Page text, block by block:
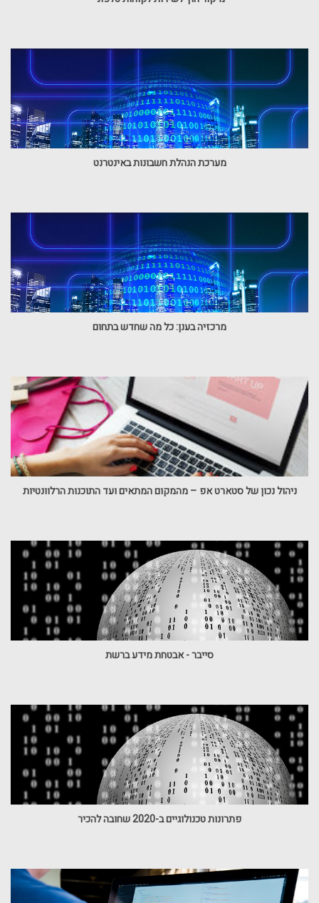
מערכת הנהלת חשבונות באינטרנט
מרכזיה בענן: כל מה שחדש בתחום
ניהול נכון של סטארט אפ – מהמקום המתאים ועד התוכנות הרלוונטיות
סייבר - אבטחת מידע ברשת
פתרונות טכנולוגיים ב-2020 שחובה להכיר